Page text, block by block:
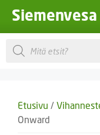
Siemenvesa
Products
search
Etusivu /
Onward